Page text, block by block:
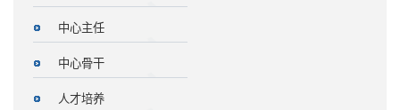
中心主任
中心骨干
人才培养